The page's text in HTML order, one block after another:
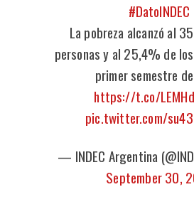
#DatoINDEC
La pobreza alcanzó al
personas y al 25,4% de
primer semestre
https://t.co/
pic.twitter.com/
— INDEC Argentina
September 30,